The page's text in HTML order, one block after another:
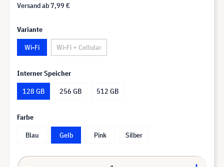
Versand ab7,99 €
Variante
Wi-Fi
Wi-Fi + Cellular
Interner Speicher
128 GB
256 GB 512 GB
Farbe
Blau
Gelb Pink Silber